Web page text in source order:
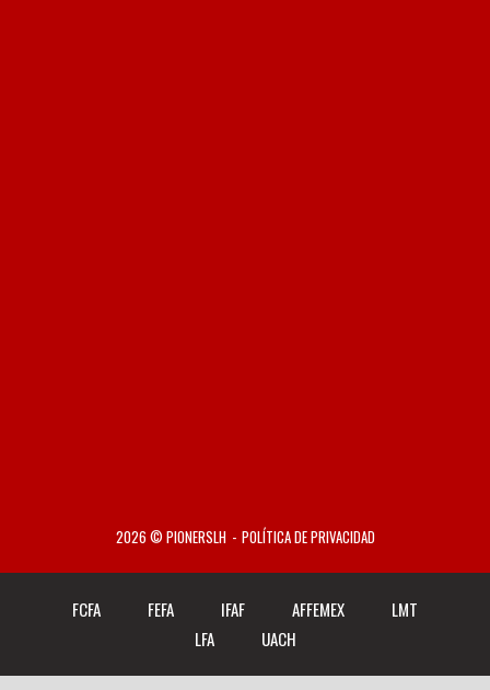
2026 © PIONERSLH POLÍTICA DE PRIVACIDAD
FCFA FEFA IFAF AFFEMEX
LMT
LFA
UACH